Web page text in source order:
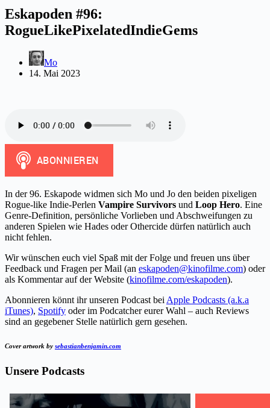
Eskapoden #96:
RogueLikePixelatedIndieGems
Mo
14. Mai 2023
In der 96. Eskapode widmen sich Mo und Jo den beiden pixeligen
Rogue-like Indie-Perlen Vampire Survivors und Loop Hero. Eine
Genre-Definition, persönliche Vorlieben und Abschweifungen zu
anderen Spielen wie Hades oder Othercide dürfen natürlich auch
nicht fehlen.
Wir wünschen euch viel Spaß mit der Folge und freuen uns über
Feedback und Fragen per Mail (an eskapoden@kinofilme.com) oder
als Kommentar auf der Website (kinofilme.com/eskapoden).
Abonnieren könnt ihr unseren Podcast bei Apple Podcasts (a.k.a
iTunes), Spotify oder im Podcatcher eurer Wahl – auch Reviews
sind an gegebener Stelle natürlich gern gesehen.
Cover artwork by sebastianbenjamin.com
Unsere Podcasts